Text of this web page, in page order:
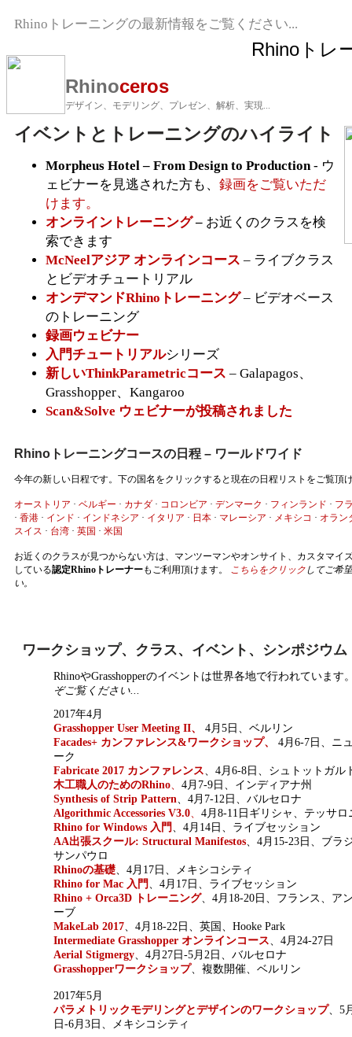
Rhinoトレーニングの最新情報をご覧ください...
Rhinoトレ
Rhinoceros
デザイン、モデリング、プレゼン、解析、実現...
イベントとトレーニングのハイライト
Morpheus Hotel – From Design to Production- ウ
ェビナーを見逃された方も、 録画をご覧いただ
けます。
オンライントレーニング– お近くのクラスを検
索できます
McNeelアジア オンラインコース – ライブクラス
とビデオチュートリアル
オンデマンドRhinoトレーニング– ビデオベース
のトレーニング
録画ウェビナー
入門チュートリアルシリーズ
新しいThinkParametricコース – Galapagos、
Grasshopper、Kangaroo
Scan&Solve ウェビナーが投稿されました
Rhinoトレーニングコースの日程 – ワールドワイド
今年の新しい日程です。下の国名をクリックすると現在の日程リストをご覧頂
オーストリア · ベルギー · カナダ · コロンビア · デンマーク · フィンランド · フ
· 香港 · インド · インドネシア · イタリア · 日本 · マレーシア · メキシコ · オラン
スイス · 台湾 · 英国 · 米国
お近くのクラスが見つからない方は、マンツーマンやオンサイト、カスタマイ
している認定Rhinoトレーナーもご利用頂けます。 こちらをクリックしてご希
い。
ワークショップ、クラス、イベント、シンポジウム
RhinoやGrasshopperのイベントは世界各地で行われています
ぞご覧ください...
2017年4月
Grasshopper User Meeting II、
4月5日、ベルリン
Facades+ カンファレンス&ワークショップ、
4月6-7日、ニ
ーク
Fabricate 2017 カンファレンス、4月6-8日、シュトットガル
木工職人のためのRhino、 4月7-9日、インディアナ州
Synthesis of Strip Pattern、4月7-12日、バルセロナ
Algorithmic Accessories V3.0、 4月8-11日ギリシャ、テッサロ
Rhino for Windows 入門 、4月14日、ライブセッション
AA出張スクール: Structural Manifestos、4月15-23日、ブラ
サンパウロ
Rhinoの基礎、4月17日、メキシコシティ
Rhino for Mac 入門 、4月17日、ライブセッション
Rhino + Orca3D トレーニング、4月18-20日、フランス、ア
ーブ
MakeLab 2017、4月18-22日、 英国、Hooke Park
Intermediate Grasshopper オンラインコース、4月24-27日
Aerial Stigmergy、4月27日-5月2日、バルセロナ
Grasshopperワークショップ、複数開催、ベルリン
2017年5月
パラメトリックモデリングとデザインのワークショップ、5
日-6月3日、メキシコシティ